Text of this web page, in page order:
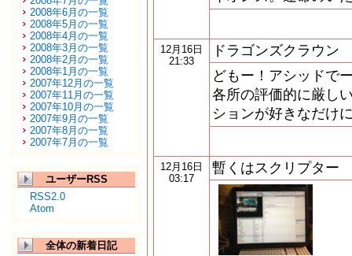
2008年6月の一覧
2008年5月の一覧
2008年4月の一覧
2008年3月の一覧
2008年2月の一覧
2008年1月の一覧
2007年12月の一覧
2007年11月の一覧
2007年10月の一覧
2007年9月の一覧
2007年8月の一覧
2007年7月の一覧
ユーザーRSS
RSS2.0
Atom
全体の新着日記
12月16日
21:33
ドラゴンズクラウン
どもー！アシッドで
各所の評価的に厳し
ションが好きなだけ
12月16日
03:17
暫くはスクリプター